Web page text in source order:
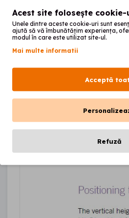
Acest site folosește cookie-
Unele dintre aceste cookie-uri sunt
ajută să vă îmbunătățim experiența,
modul în care este utilizat site-ul.
Mai multe informatii
Acceptă
Refuză